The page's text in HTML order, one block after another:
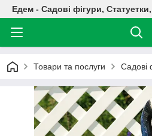
Едем - Садові фігури,
Товари та послуги Садові